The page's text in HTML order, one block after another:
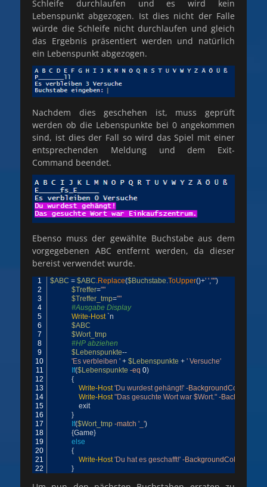
Schleife durchlaufen und es wird kein
Lebenspunkt abgezogen. Ist dies nicht der Falle
würde die Schleife nicht durchlaufen und gleich
das Ergebnis präsentiert werden und natürlich
ein Lebenspunkt abgezogen.
Nachdem dies geschehen ist, muss geprüft
werden ob die Lebenspunkte bei 0 angekommen
sind, ist dies der Fall so wird das Spiel mit einer
entsprechenden Meldung und dem Exit-
Command beendet.
Ebenso muss der gewählte Buchstabe aus dem
vorgegebenen ABC entfernt werden, da dieser
bereist verwendet wurde.
1
2
3
4
5
6
7
8
9
10
11
12
13
14
15
16
17
18
19
20
21
22
$ABC = $ABC Replace($Buchstabe ToUpper()+' ' "")
$Treffer=""
$Treffer_tmp=""
#Ausgabe Display
Write-Host `n
$ABC
$Wort_tmp
#HP abziehen
$Lebenspunkte--
'Es verbleiben ' + $Lebenspunkte + ' Versuche'
If($Lebenspunkte -eq 0)
{
Write-Host 'Du wurdest gehängt!' -BackgroundColor
Write-Host "Das gesuchte Wort war $Wort." -
exit
}
If($Wort_tmp -match '_')
{Game}
else
{
Write-Host 'Du hat es geschafft!' -BackgroundColor
}